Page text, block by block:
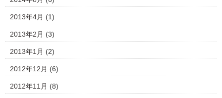
2013年4月 (1)
2013年2月 (3)
2013年1月 (2)
2012年12月 (6)
2012年11月 (8)